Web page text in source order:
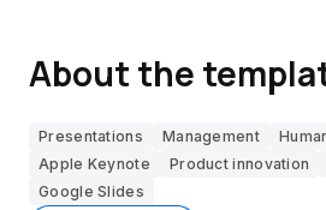
About the
Presentations Management
Apple Keynote
Product innovation
Google Slides